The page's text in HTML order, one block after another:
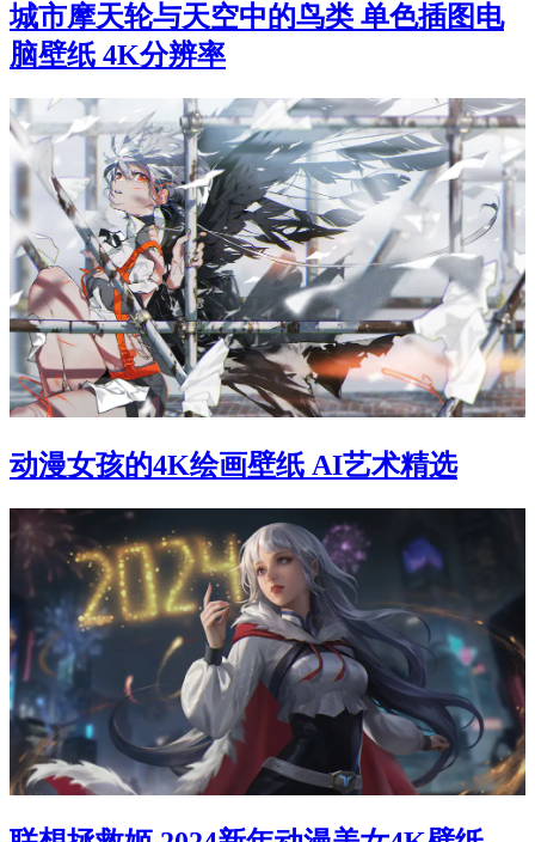
城市摩天轮与天空中的鸟类 单色插图电
脑壁纸 4K分辨率
动漫女孩的4K绘画壁纸 AI艺术精选